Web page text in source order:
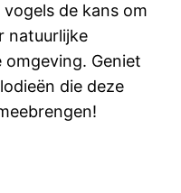
de kans om
natuurlijke
Geniet
die deze